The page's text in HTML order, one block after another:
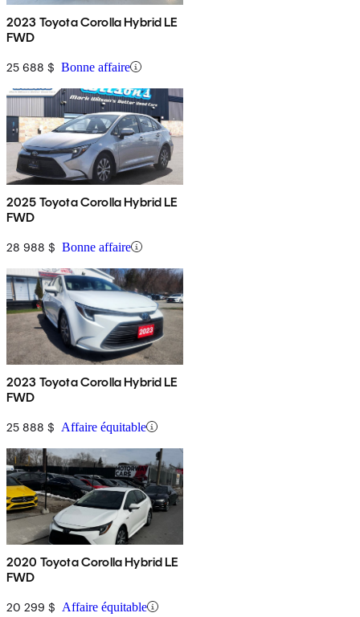
2023 Toyota Corolla Hybrid LE
FWD
25 688 $ Bonne affaire
2025 Toyota Corolla Hybrid LE
FWD
28 988 $ Bonne affaire
2023 Toyota Corolla Hybrid LE
FWD
25 888 $ Affaire équitable
2020 Toyota Corolla Hybrid LE
FWD
20 299 $ Affaire équitable